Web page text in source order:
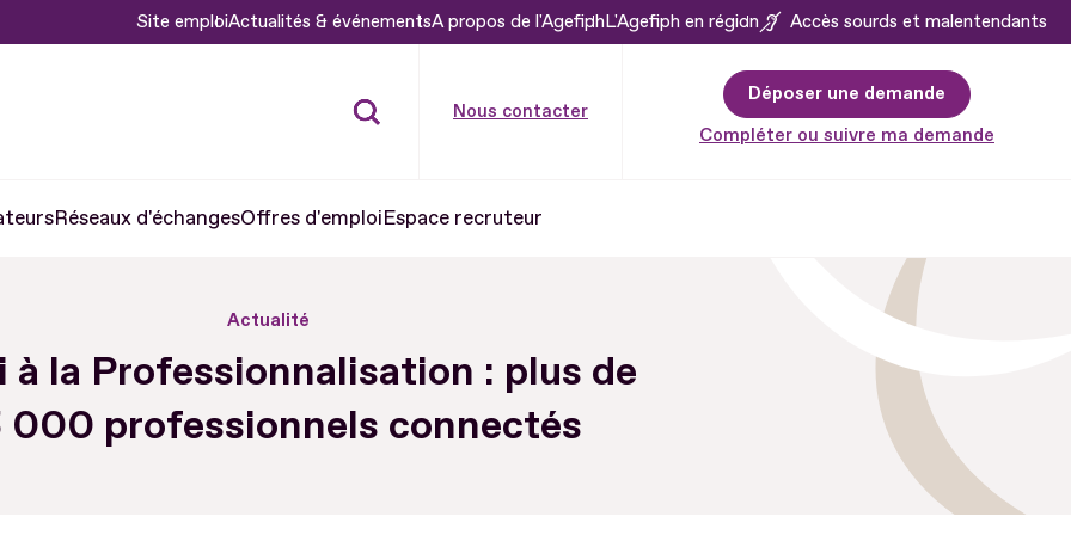
Site emploiActualités & événementsA propos de l'AgefiphL'Agefiph en région Accès sourds et malentendants
Nous contacter
Déposer une demande
Compléter ou suivre ma demande
Réseaux d'échangesOffres d'emploiEspace recruteur
Actualité
à la Professionnalisation : plus de
000 professionnels connectés